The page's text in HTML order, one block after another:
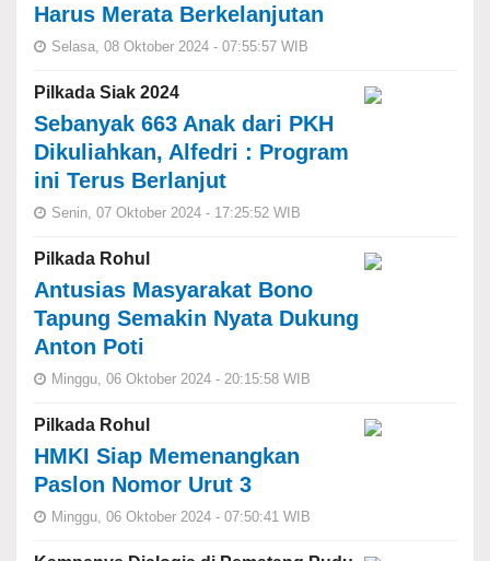
Harus Merata Berkelanjutan
Selasa, 08 Oktober 2024 - 07:55:57 WIB
Pilkada Siak 2024
Sebanyak 663 Anak dari PKH
Dikuliahkan, Alfedri : Program
ini Terus Berlanjut
Senin, 07 Oktober 2024 - 17:25:52 WIB
Pilkada Rohul
Antusias Masyarakat Bono
Tapung Semakin Nyata Dukung
Anton Poti
Minggu, 06 Oktober 2024 - 20:15:58 WIB
Pilkada Rohul
HMKI Siap Memenangkan
Paslon Nomor Urut 3
Minggu, 06 Oktober 2024 - 07:50:41 WIB